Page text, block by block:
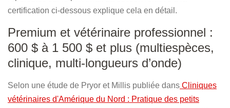
certification ci-dessous explique cela en détail.
Premium et vétérinaire professionnel :
600 $ à 1 500 $ et plus (multiespèces,
clinique, multi-longueurs d’onde)
Selon une étude de Pryor et Millis publiée dans Cliniques
vétérinaires d'Amérique du Nord : Pratique des petits